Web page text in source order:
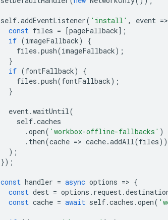
self.addEventListener( 'install' , event =>
const files = [pageFallback];
if (imageFallback)
{
files .push(imageFallback);
}
if (fontFallback)
{
files .push(fontFallback);
}
event.waitUntil(
self.caches
.open( 'workbox-offline-fallbacks' )
. then(cache => cache.addAll(files))
);
});
const handler = async options => {
const dest = options . request.
const cache = await self.caches .open(